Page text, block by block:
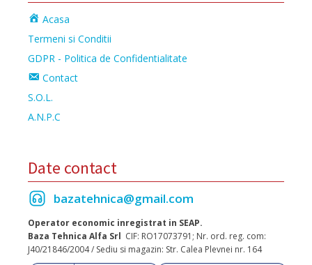
Acasa
Termeni si Conditii
GDPR - Politica de Confidentialitate
Contact
S.O.L.
A.N.P.C
Date contact
bazatehnica@gmail.com
Operator economic inregistrat in SEAP.
Baza Tehnica Alfa Srl CIF: RO17073791; Nr. ord. reg. com:
J40/21846/2004 / Sediu si magazin: Str. Calea Plevnei nr. 164